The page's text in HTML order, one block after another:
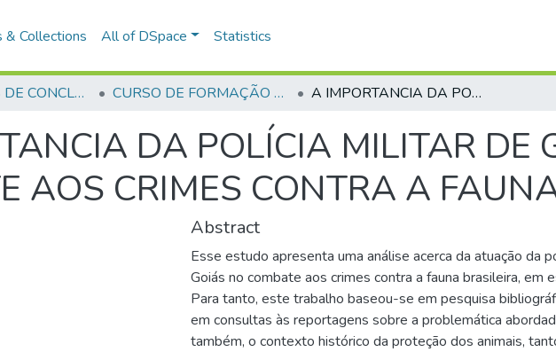
& Collections All of DSpace Statistics
TRABALHOS DE CONCLUSÃO DE CURSO - CFP (CURSO DE FORMAÇÃO DE PRAÇAS) CURSO DE FORMAÇÃO DE PRAÇAS - CFP - 2018 A IMPORTANCIA DA POLÍCIA MILITAR DE GOIÁS NO COMBATE AOS CRIMES CONTRA A FAUNA
DA POLÍCIA MILITAR DE
AOS CRIMES CONTRA A
Abstract
Esse estudo apresenta uma análise acerca da atuação da
Goiás no combate aos crimes contra a fauna brasileira, em
Para tanto, este trabalho baseou-se em pesquisa
em consultas às reportagens sobre a problemática
também, o contexto histórico da proteção dos animais,